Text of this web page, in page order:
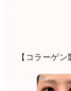
【コラーゲ